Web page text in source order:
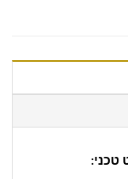
טכני: